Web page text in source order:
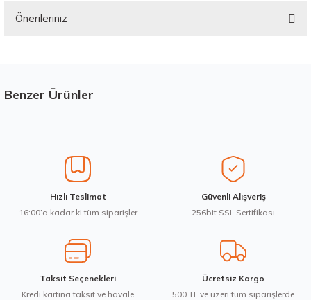
Önerileriniz
Görüş ve önerileriniz için teşekkür ederiz.
Ürün bilgilerinde hatalar bulunuyor.
Ürün fiyatı diğer sitelerden daha pahalı.
Bu ürüne benzer farklı alternatifler olmalı.
Benzer Ürünler
Waterfall 215/50R17 95W XL Unique UHP Yaz 2026
Hızlı Teslimat
16:00’a kadar ki tüm siparişler
Güvenli Alışveriş
256bit SSL Sertifikası
Taksit Seçenekleri
Kredi kartına taksit ve havale
Ücretsiz Kargo
500 TL ve üzeri tüm siparişlerde